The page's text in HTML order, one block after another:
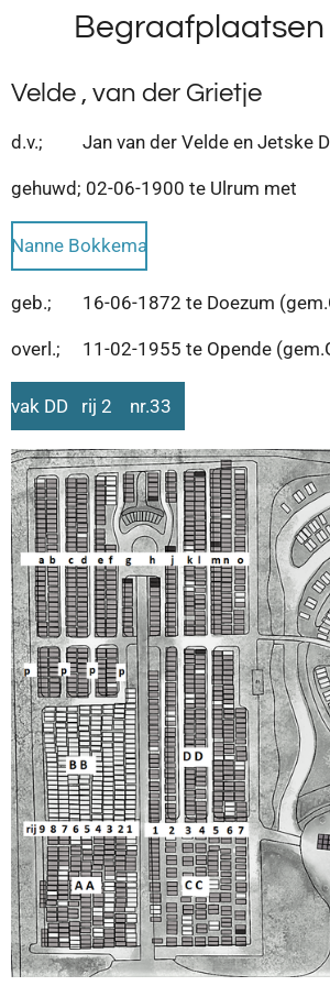
naar
de
hoofdinhoud
Begraafplaatsen
Velde , van der Grietje
d.v.; Jan van der Velde en Jetske
gehuwd; 02-06-1900 te Ulrum met
Nanne Bokkema
geb.; 16-06-1872 te Doezum
overl.; 11-02-1955 te Opende
vak DD rij 2 nr.33